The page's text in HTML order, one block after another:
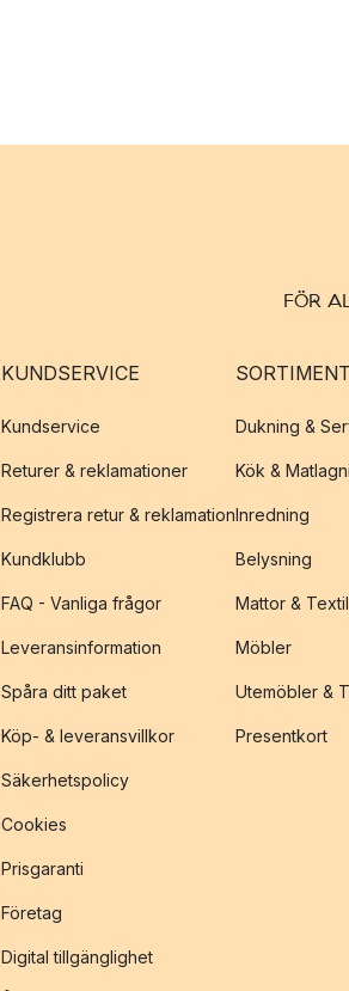
FÖR
KUNDSERVICE
Kundservice
Returer & reklamationer
Registrera retur & reklamation
Kundklubb
FAQ - Vanliga frågor
Leveransinformation
Spåra ditt paket
Köp- & leveransvillkor
Säkerhetspolicy
Cookies
Prisgaranti
Företag
Digital tillgänglighet
SORTIMENT
Dukning &
Kök &
Inredning
Belysning
Mattor & Textil
Möbler
Utemöbler &
Presentkort